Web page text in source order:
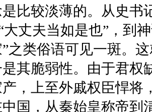
比较淡薄的。从史书
大丈夫当如是也”，到
之类俗语可见一斑。
其脆弱性。由于君权
，上至外戚权臣悍将
国，从秦始皇称帝到